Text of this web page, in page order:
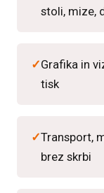
stoli, mize,
Grafika in
tisk
Transport,
brez skrbi